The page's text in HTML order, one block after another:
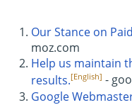
Our Stance on
moz.com
Help us maintain
results.
-
Google